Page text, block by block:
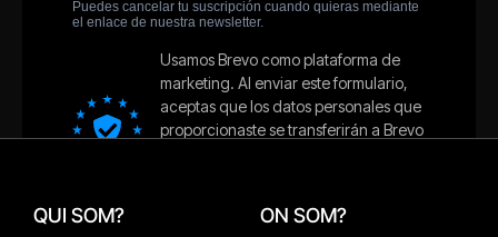
QUI SOM? ON SOM?